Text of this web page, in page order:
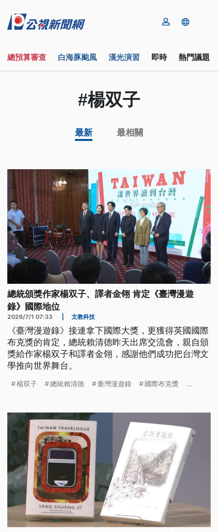
總預算審查 白海豚颱風 漢光演習 即時 熱門議題
#楊双子
最新 最相關
總統頒獎作家楊双子、譯者金翎 肯定《臺灣漫遊
錄》國際地位
2026/7/1 07:33 文教科技
《臺灣漫遊錄》接連拿下國際大獎，更獲得英國國際
布克獎的肯定，總統賴清德昨天出席交流會，親自頒
獎給作家楊双子和譯者金翎，感謝他們成功把台灣文
學推向世界舞台。
楊双子 總統賴清德 臺灣漫遊錄 國際布克獎 ...